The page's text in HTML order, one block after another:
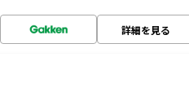
詳細を見る